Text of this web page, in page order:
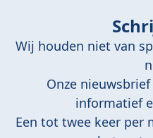
Wij houden niet van
Onze
informatief
Een tot twee keer per